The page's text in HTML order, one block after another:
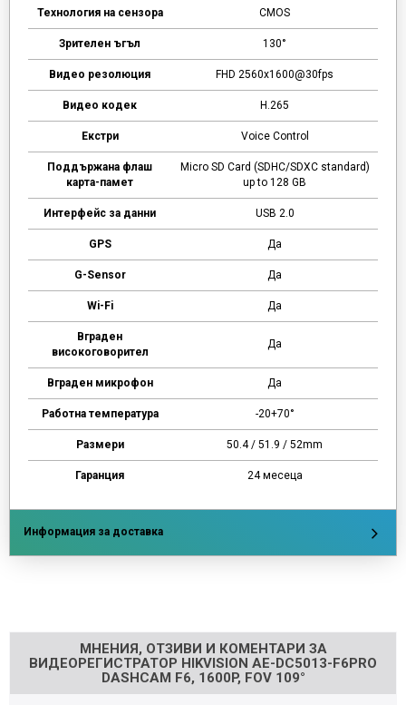
Технология на сензора CMOS
Зрителен ъгъл 130°
Видео резолюция FHD 2560x1600@30fps
Видео кодек H.265
Екстри Voice Control
Поддържана флаш
карта-памет
Micro SD Card (SDHC/SDXC standard)
up to 128 GB
Интерфейс за данни USB 2.0
GPS Да
G-Sensor Да
Wi-Fi Да
Вграден
високоговорител
Да
Вграден микрофон Да
Работна температура -20+70°
Размери 50.4 / 51.9 / 52mm
Гаранция 24 месеца
Информация за доставка
МНЕНИЯ, ОТЗИВИ И КОМЕНТАРИ ЗА
ВИДЕОРЕГИСТРАТОР HIKVISION AE-DC5013-F6PRO
DASHCAM F6, 1600P, FOV 109°